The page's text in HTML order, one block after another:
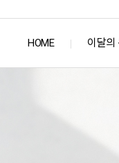
HOME 이달의